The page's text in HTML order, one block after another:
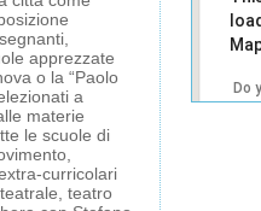
apprezzate
o la “Paolo
a
materie
le scuole di
curricolari
teatro
Do